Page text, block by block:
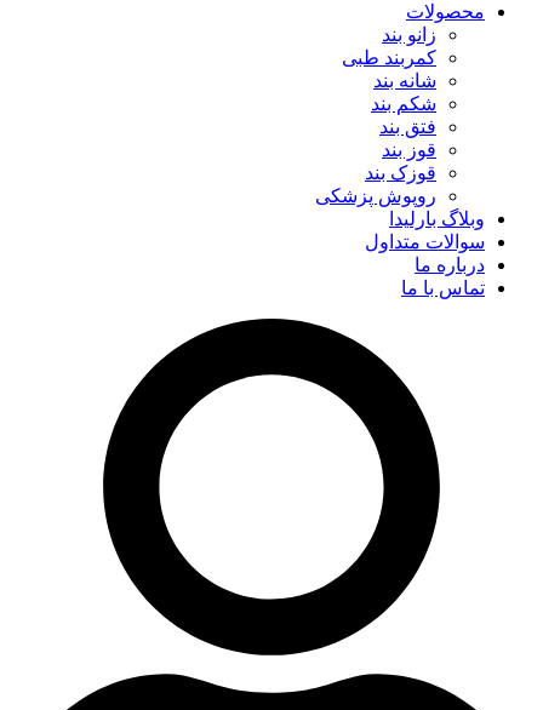
محصولات
زانو بند
کمربند طبی
شانه بند
شکم بند
فتق بند
قوز بند
قوزک بند
روپوش پزشکی
وبلاگ بارلیدا
سوالات متداول
درباره ما
تماس با ما